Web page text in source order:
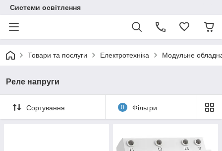
Системи освітлення
Товари та послуги Електротехніка Модульне
Реле напруги
Сортування 0 Фільтри